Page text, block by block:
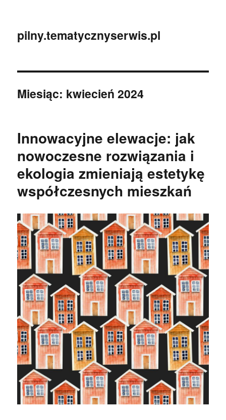
pilny.tematycznyserwis.pl
Miesiąc: kwiecień 2024
Innowacyjne elewacje: jak
nowoczesne rozwiązania i
ekologia zmieniają estetykę
współczesnych mieszkań